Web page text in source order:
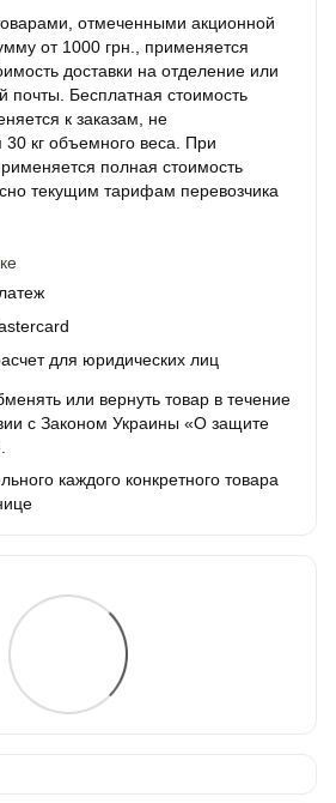
отмеченными акционной
от 1000 грн., применяется
доставки на отделение или
почты. Бесплатная стоимость
к заказам, не
кг объемного веса. При
полная стоимость
текущим тарифам перевозчика
для юридических лиц
или вернуть товар в течение
с Законом Украины «О защите
каждого конкретного товара